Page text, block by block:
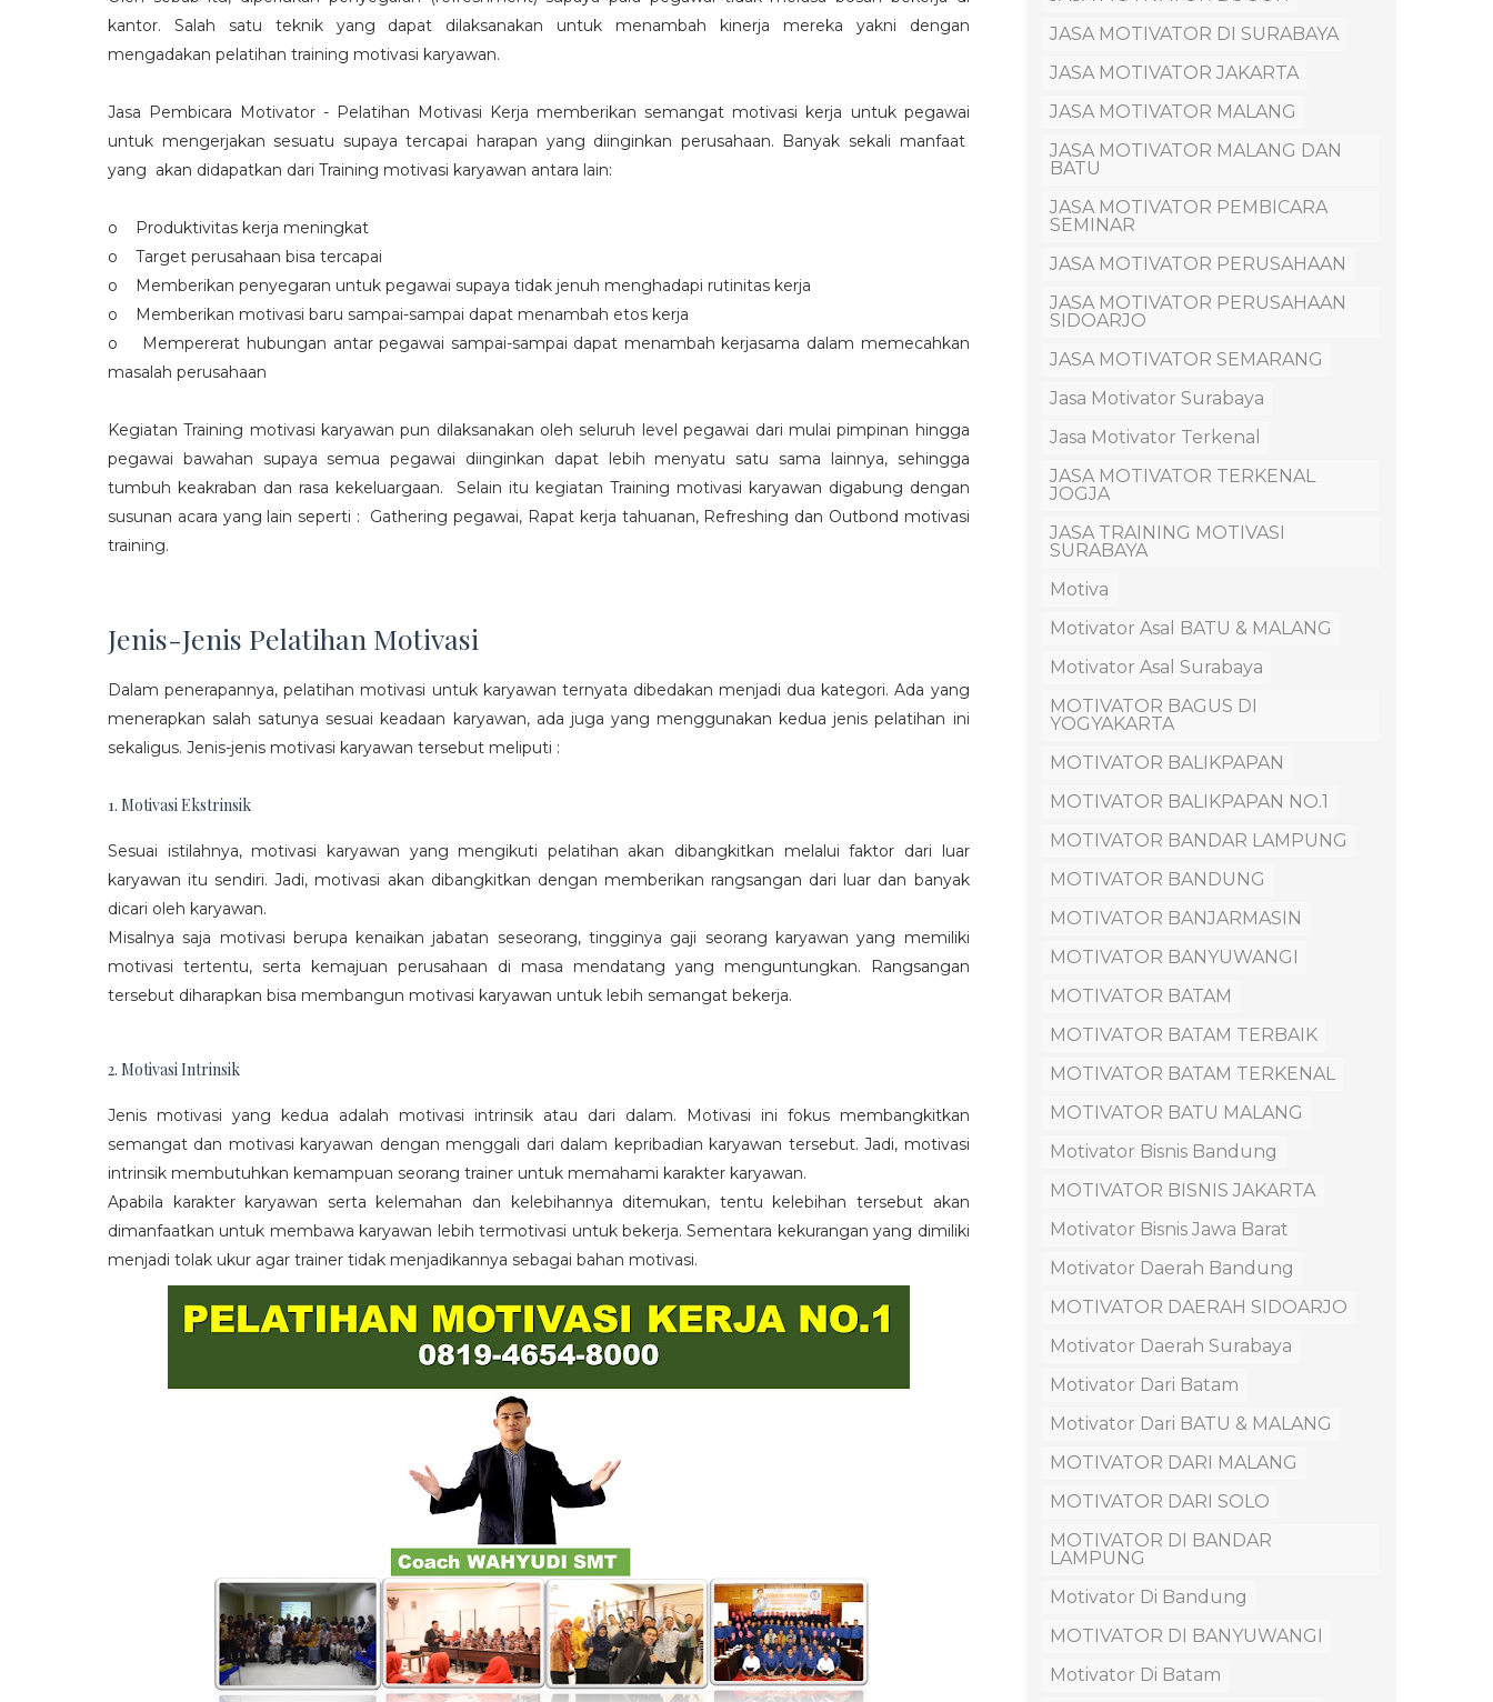
kantor. Salah satu teknik yang dapat dilaksanakan untuk menambah kinerja mereka yakni dengan
mengadakan pelatihan training motivasi karyawan.
Jasa Pembicara Motivator - Pelatihan Motivasi Kerja memberikan semangat motivasi kerja untuk pegawai
untuk mengerjakan sesuatu supaya tercapai harapan yang diinginkan perusahaan. Banyak sekali manfaat
yang akan didapatkan dari Training motivasi karyawan antara lain:
o Produktivitas kerja meningkat
o Target perusahaan bisa tercapai
o Memberikan penyegaran untuk pegawai supaya tidak jenuh menghadapi rutinitas kerja
o Memberikan motivasi baru sampai-sampai dapat menambah etos kerja
o Mempererat hubungan antar pegawai sampai-sampai dapat menambah kerjasama dalam memecahkan
masalah perusahaan
Kegiatan Training motivasi karyawan pun dilaksanakan oleh seluruh level pegawai dari mulai pimpinan hingga
pegawai bawahan supaya semua pegawai diinginkan dapat lebih menyatu satu sama lainnya, sehingga
tumbuh keakraban dan rasa kekeluargaan. Selain itu kegiatan Training motivasi karyawan digabung dengan
susunan acara yang lain seperti : Gathering pegawai, Rapat kerja tahuanan, Refreshing dan Outbond motivasi
training.
Jenis-Jenis Pelatihan Motivasi
Dalam penerapannya, pelatihan motivasi untuk karyawan ternyata dibedakan menjadi dua kategori. Ada yang
menerapkan salah satunya sesuai keadaan karyawan, ada juga yang menggunakan kedua jenis pelatihan ini
sekaligus. Jenis-jenis motivasi karyawan tersebut meliputi :
1. Motivasi Ekstrinsik
Sesuai istilahnya, motivasi karyawan yang mengikuti pelatihan akan dibangkitkan melalui faktor dari luar
karyawan itu sendiri. Jadi, motivasi akan dibangkitkan dengan memberikan rangsangan dari luar dan banyak
dicari oleh karyawan.
Misalnya saja motivasi berupa kenaikan jabatan seseorang, tingginya gaji seorang karyawan yang memiliki
motivasi tertentu, serta kemajuan perusahaan di masa mendatang yang menguntungkan. Rangsangan
tersebut diharapkan bisa membangun motivasi karyawan untuk lebih semangat bekerja.
2. Motivasi Intrinsik
Jenis motivasi yang kedua adalah motivasi intrinsik atau dari dalam. Motivasi ini fokus membangkitkan
semangat dan motivasi karyawan dengan menggali dari dalam kepribadian karyawan tersebut. Jadi, motivasi
intrinsik membutuhkan kemampuan seorang trainer untuk memahami karakter karyawan.
Apabila karakter karyawan serta kelemahan dan kelebihannya ditemukan, tentu kelebihan tersebut akan
dimanfaatkan untuk membawa karyawan lebih termotivasi untuk bekerja. Sementara kekurangan yang dimiliki
menjadi tolak ukur agar trainer tidak menjadikannya sebagai bahan motivasi.
JASA MOTIVATOR DI SURABAYA
JASA MOTIVATOR JAKARTA
JASA MOTIVATOR MALANG
JASA MOTIVATOR MALANG DAN
BATU
JASA MOTIVATOR PEMBICARA
SEMINAR
JASA MOTIVATOR PERUSAHAAN
JASA MOTIVATOR PERUSAHAAN
SIDOARJO
JASA MOTIVATOR SEMARANG
Jasa Motivator Surabaya
Jasa Motivator Terkenal
JASA MOTIVATOR TERKENAL
JOGJA
JASA TRAINING MOTIVASI
SURABAYA
Motiva
Motivator Asal BATU & MALANG
Motivator Asal Surabaya
MOTIVATOR BAGUS DI
YOGYAKARTA
MOTIVATOR BALIKPAPAN
MOTIVATOR BALIKPAPAN NO.1
MOTIVATOR BANDAR LAMPUNG
MOTIVATOR BANDUNG
MOTIVATOR BANJARMASIN
MOTIVATOR BANYUWANGI
MOTIVATOR BATAM
MOTIVATOR BATAM TERBAIK
MOTIVATOR BATAM TERKENAL
MOTIVATOR BATU MALANG
Motivator Bisnis Bandung
MOTIVATOR BISNIS JAKARTA
Motivator Bisnis Jawa Barat
Motivator Daerah Bandung
MOTIVATOR DAERAH SIDOARJO
Motivator Daerah Surabaya
Motivator Dari Batam
Motivator Dari BATU & MALANG
MOTIVATOR DARI MALANG
MOTIVATOR DARI SOLO
MOTIVATOR DI BANDAR
LAMPUNG
Motivator Di Bandung
MOTIVATOR DI BANYUWANGI
Motivator Di Batam